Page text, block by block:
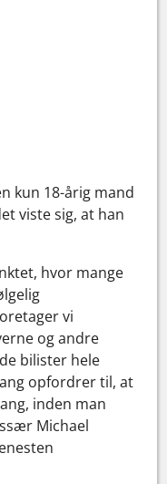
kun 18-årig mand
viste sig, at han
hvor mange
vi
og andre
bilister hele
opfordrer til, at
inden man
Michael